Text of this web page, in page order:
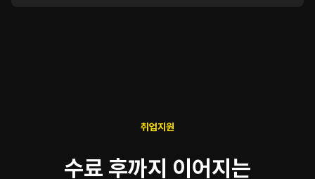
취업지원
수료 후까지 이어지는